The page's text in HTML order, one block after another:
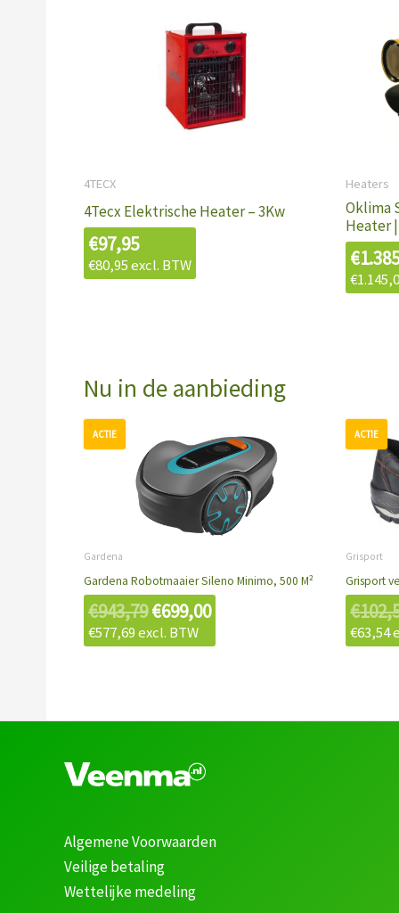
4TECX
4Tecx Elektrische Heater – 3Kw
€97,95
€80,95excl. BTW
Heaters
Oklima
Heater
€
€
Nu in de aanbieding
Gardena
Gardena Robotmaaier Sileno Minimo, 500 M²
€943,79
Oorspronkelijke
prijs
was:
€943,79.
€699,00
Huidige
prijs
is:
€699,00.
€577,69excl. BTW
Grisport
Grisport
€
€63,54
Algemene Voorwaarden
Veilige betaling
Wettelijke medeling